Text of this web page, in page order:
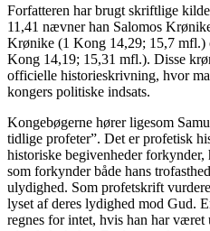
Forfatteren har brugt skriftlige
11,41 nævner han Salomos
Krønike (1 Kong 14,29; 15,7 mfl.)
Kong 14,19; 15,31 mfl.). Disse
officielle historieskrivning, hvor
kongers politiske indsats.
Kongebøgerne hører ligesom
tidlige profeter”. Det er profetisk
historiske begivenheder forkynder,
som forkynder både hans
ulydighed. Som profetskrift
lyset af deres lydighed mod Gud.
regnes for intet, hvis han har